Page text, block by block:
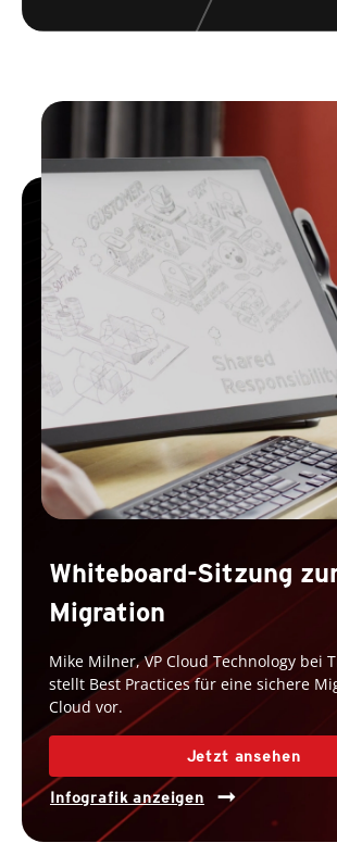
Whiteboard-Sitzung
Migration
Mike Milner, VP Cloud Technology bei
stellt Best Practices für eine sichere
Cloud vor.
Jetzt ansehen
Infografik anzeigen